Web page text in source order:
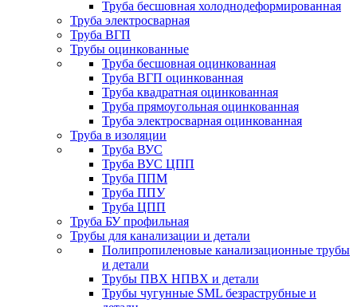
Труба бесшовная холоднодеформированная
Труба электросварная
Труба ВГП
Трубы оцинкованные
Труба бесшовная оцинкованная
Труба ВГП оцинкованная
Труба квадратная оцинкованная
Труба прямоугольная оцинкованная
Труба электросварная оцинкованная
Труба в изоляции
Труба ВУС
Труба ВУС ЦПП
Труба ППМ
Труба ППУ
Труба ЦПП
Труба БУ профильная
Трубы для канализации и детали
Полипропиленовые канализационные трубы
и детали
Трубы ПВХ НПВХ и детали
Трубы чугунные SML безраструбные и